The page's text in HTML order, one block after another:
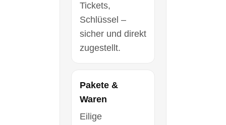
Tickets,
Schlüssel –
sicher und direkt
zugestellt.
Pakete &
Waren
Eilige